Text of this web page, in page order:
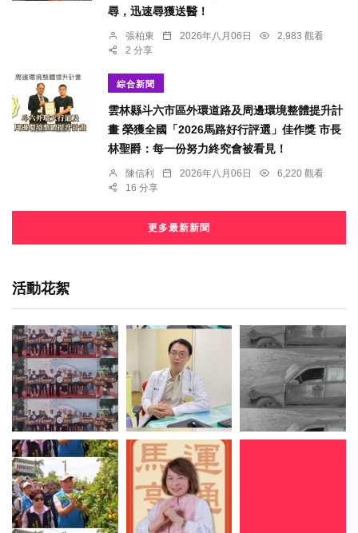
尋，迅速尋獲送醫！
張柏東 2026年八月06日
2,983 觀看
2 分享
綜合新聞
雲林縣斗六市區外環道路及周邊環境整體提升計
畫 榮獲全國「2026馬路好行評選」佳作獎 市長
林聖爵：每一份努力終究會被看見！
陳信利 2026年八月06日
6,220 觀看
16 分享
更多最新新聞
活動花絮